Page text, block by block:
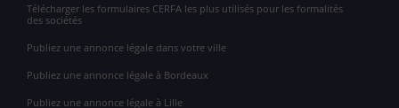
Télécharger les formulaires CERFA les plus utilisés pour les formalités
des sociétés
Publiez une annonce légale dans votre ville
Publiez une annonce légale à Bordeaux
Publiez une annonce légale à Lille